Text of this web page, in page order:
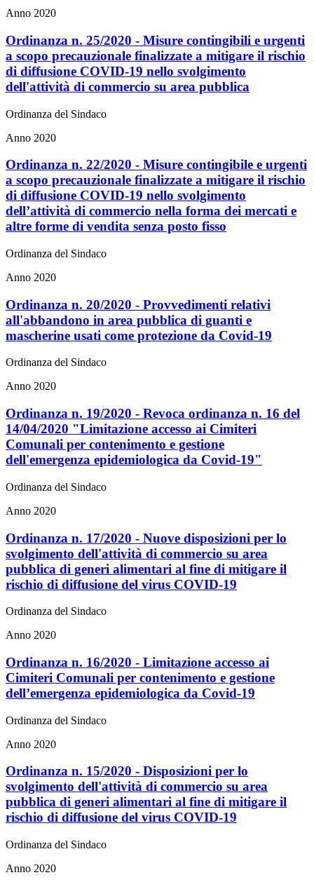
Anno 2020
Ordinanza n. 25/2020 - Misure contingibili e urgenti
a scopo precauzionale finalizzate a mitigare il rischio
di diffusione COVID-19 nello svolgimento
dell'attività di commercio su area pubblica
Ordinanza del Sindaco
Anno 2020
Ordinanza n. 22/2020 - Misure contingibile e urgenti
a scopo precauzionale finalizzate a mitigare il rischio
di diffusione COVID-19 nello svolgimento
dell’attività di commercio nella forma dei mercati e
altre forme di vendita senza posto fisso
Ordinanza del Sindaco
Anno 2020
Ordinanza n. 20/2020 - Provvedimenti relativi
all'abbandono in area pubblica di guanti e
mascherine usati come protezione da Covid-19
Ordinanza del Sindaco
Anno 2020
Ordinanza n. 19/2020 - Revoca ordinanza n. 16 del
14/04/2020 "Limitazione accesso ai Cimiteri
Comunali per contenimento e gestione
dell'emergenza epidemiologica da Covid-19"
Ordinanza del Sindaco
Anno 2020
Ordinanza n. 17/2020 - Nuove disposizioni per lo
svolgimento dell'attività di commercio su area
pubblica di generi alimentari al fine di mitigare il
rischio di diffusione del virus COVID-19
Ordinanza del Sindaco
Anno 2020
Ordinanza n. 16/2020 - Limitazione accesso ai
Cimiteri Comunali per contenimento e gestione
dell’emergenza epidemiologica da Covid-19
Ordinanza del Sindaco
Anno 2020
Ordinanza n. 15/2020 - Disposizioni per lo
svolgimento dell'attività di commercio su area
pubblica di generi alimentari al fine di mitigare il
rischio di diffusione del virus COVID-19
Ordinanza del Sindaco
Anno 2020